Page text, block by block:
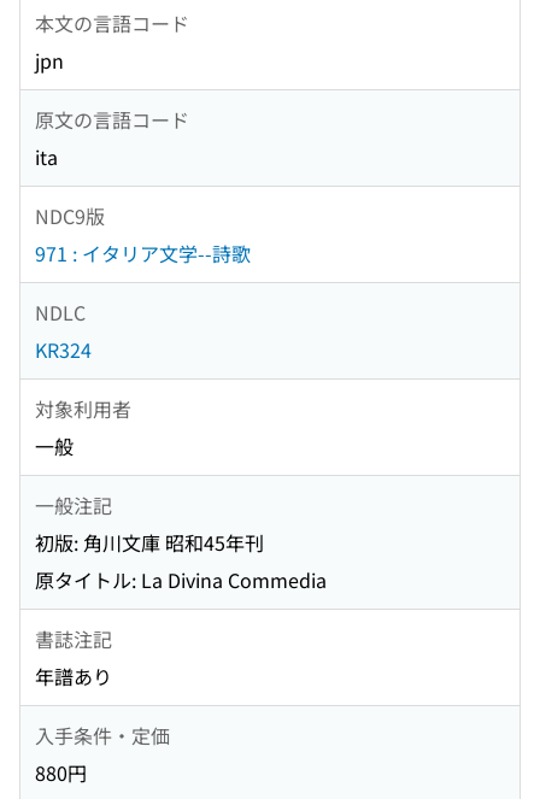
本文の言語コード
jpn
原文の言語コード
ita
NDC9版
971 : イタリア文学--詩歌
NDLC
KR324
対象利用者
一般
一般注記
初版: 角川文庫 昭和45年刊
原タイトル: La Divina Commedia
書誌注記
年譜あり
入手条件・定価
880円